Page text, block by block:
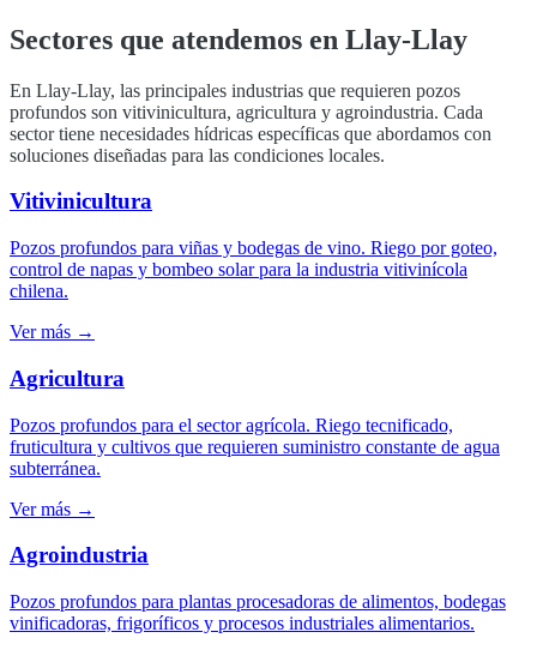
Sectores que atendemos en Llay-Llay
En Llay-Llay, las principales industrias que requieren pozos
profundos son vitivinicultura, agricultura y agroindustria. Cada
sector tiene necesidades hídricas específicas que abordamos con
soluciones diseñadas para las condiciones locales.
Vitivinicultura
Pozos profundos para viñas y bodegas de vino. Riego por goteo,
control de napas y bombeo solar para la industria vitivinícola
chilena.
Ver más →
Agricultura
Pozos profundos para el sector agrícola. Riego tecnificado,
fruticultura y cultivos que requieren suministro constante de agua
subterránea.
Ver más →
Agroindustria
Pozos profundos para plantas procesadoras de alimentos, bodegas
vinificadoras, frigoríficos y procesos industriales alimentarios.